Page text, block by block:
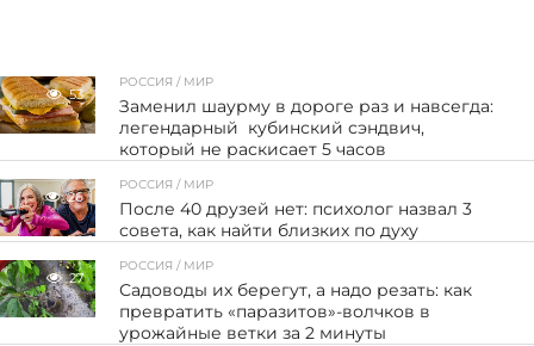
53
РОССИЯ / МИР
Заменил шаурму в дороге раз и навсегда:
легендарный кубинский сэндвич,
который не раскисает 5 часов
26
РОССИЯ / МИР
После 40 друзей нет: психолог назвал 3
совета, как найти близких по духу
27
РОССИЯ / МИР
Садоводы их берегут, а надо резать: как
превратить «паразитов»-волчков в
урожайные ветки за 2 минуты